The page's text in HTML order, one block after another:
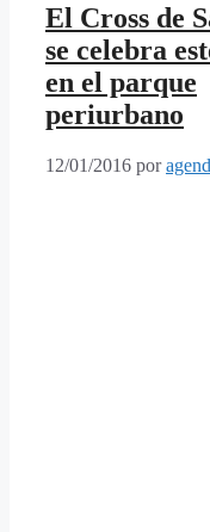
El Cross de
se celebra
en el parque
periurbano
12/01/2016 por